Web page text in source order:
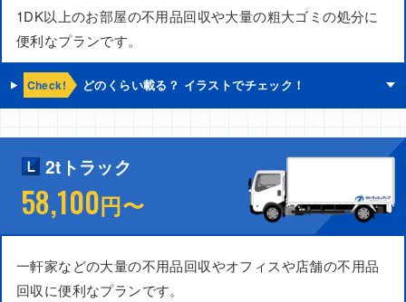
1DK以上のお部屋の不用品回収や大量の粗大ゴミの処分に
便利なプランです。
Check! どのくらい載る？ イラストでチェック！
2tトラック
58,100円〜
一軒家などの大量の不用品回収やオフィスや店舗の不用品
回収に便利なプランです。